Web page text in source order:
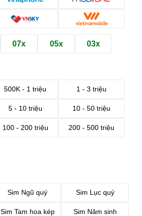
07x 05x 03x
500K - 1 triệu 1 - 3 triệu
5 - 10 triệu 10 - 50 triệu
100 - 200 triệu 200 - 500 triệu
Sim Ngũ quý Sim Lục quý
Sim Tam hoa kép Sim Năm sinh